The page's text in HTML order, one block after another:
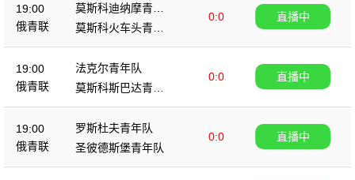
19:00
俄青联
莫斯科迪纳摩青年
队
0:0
莫斯科火车头青年
队
直播中
19:00
俄青联
法克尔青年队
0:0
莫斯科斯巴达青年
队
直播中
19:00
俄青联
罗斯杜夫青年队
0:0
圣彼德斯堡青年队
直播中